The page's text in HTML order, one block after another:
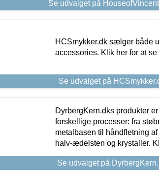
Se udvalget på
HCSmykker.dk sælger både
accessories. Klik her for at
Se udvalget på
DyrbergKern.dks produkter
forskellige processer: fra
metalbasen til håndfletning
halv-ædelsten og krystaller.
Se udvalget på